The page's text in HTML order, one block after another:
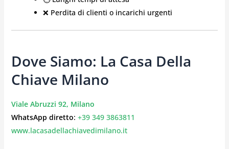
❌ Perdita di clienti o incarichi urgenti
Dove Siamo: La Casa Della
Chiave Milano
Viale Abruzzi 92, Milano
WhatsApp diretto: +39 349 3863811
www.lacasadellachiavedimilano.it